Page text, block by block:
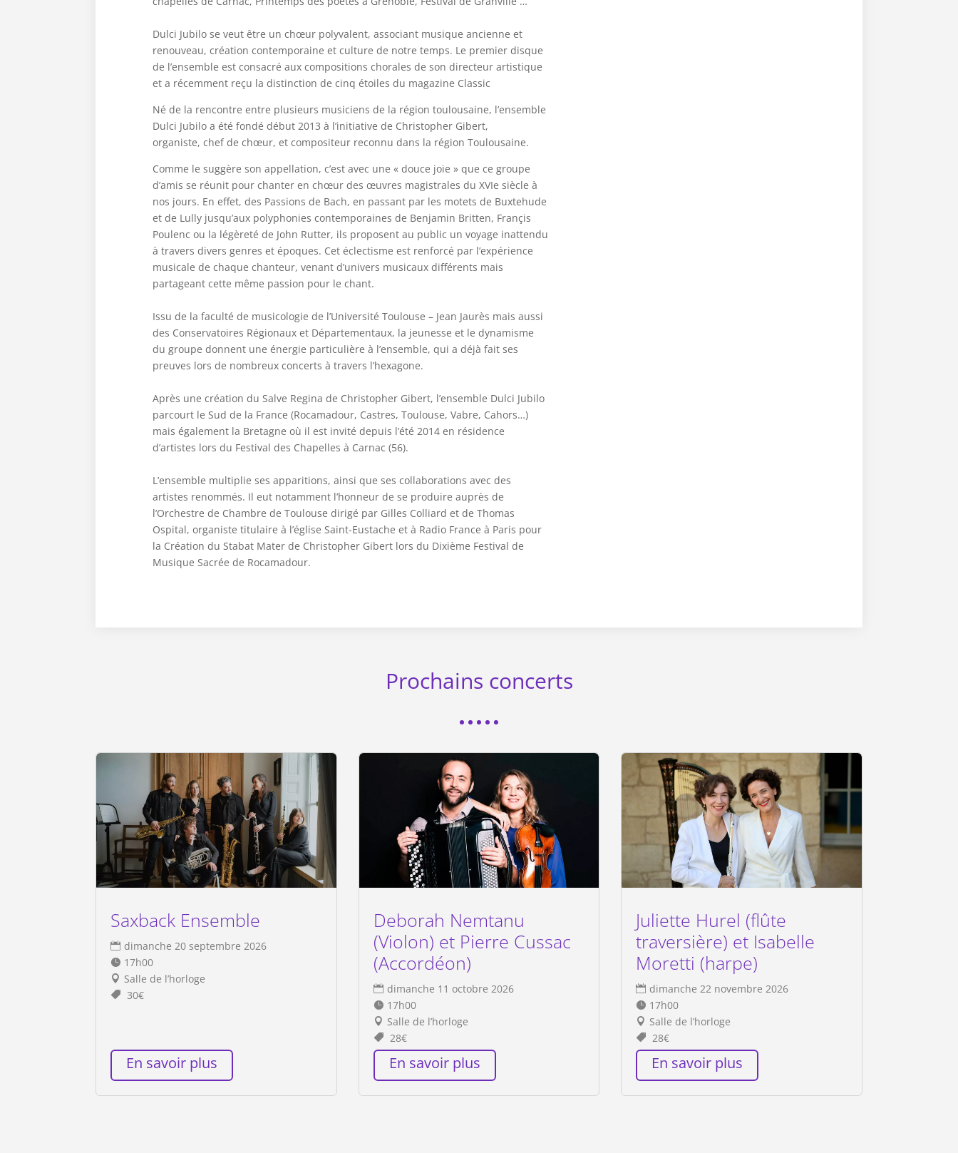
Dulci Jubilo se veut être un chœur polyvalent, associant musique ancienne et
renouveau, création contemporaine et culture de notre temps. Le premier disque
de l’ensemble est consacré aux compositions chorales de son directeur artistique
et a récemment reçu la distinction de cinq étoiles du magazine Classic
Né de la rencontre entre plusieurs musiciens de la région toulousaine, l’ensemble
Dulci Jubilo a été fondé début 2013 à l’initiative de Christopher Gibert,
organiste, chef de chœur, et compositeur reconnu dans la région Toulousaine.
Comme le suggère son appellation, c’est avec une « douce joie » que ce groupe
d’amis se réunit pour chanter en chœur des œuvres magistrales du XVIe siècle à
nos jours. En effet, des Passions de Bach, en passant par les motets de Buxtehude
et de Lully jusqu’aux polyphonies contemporaines de Benjamin Britten, Françis
Poulenc ou la légèreté de John Rutter, ils proposent au public un voyage inattendu
à travers divers genres et époques. Cet éclectisme est renforcé par l’expérience
musicale de chaque chanteur, venant d’univers musicaux différents mais
partageant cette même passion pour le chant.
Issu de la faculté de musicologie de l’Université Toulouse – Jean Jaurès mais aussi
des Conservatoires Régionaux et Départementaux, la jeunesse et le dynamisme
du groupe donnent une énergie particulière à l’ensemble, qui a déjà fait ses
preuves lors de nombreux concerts à travers l’hexagone.
Après une création du Salve Regina de Christopher Gibert, l’ensemble Dulci Jubilo
parcourt le Sud de la France (Rocamadour, Castres, Toulouse, Vabre, Cahors…)
mais également la Bretagne où il est invité depuis l’été 2014 en résidence
d’artistes lors du Festival des Chapelles à Carnac (56).
L’ensemble multiplie ses apparitions, ainsi que ses collaborations avec des
artistes renommés. Il eut notamment l’honneur de se produire auprès de
l’Orchestre de Chambre de Toulouse dirigé par Gilles Colliard et de Thomas
Ospital, organiste titulaire à l’église Saint-Eustache et à Radio France à Paris pour
la Création du Stabat Mater de Christopher Gibert lors du Dixième Festival de
Musique Sacrée de Rocamadour.
Prochains concerts
Saxback Ensemble
dimanche 20 septembre 2026
17h00
Salle de l’horloge
30€
En savoir plus
Deborah Nemtanu
(Violon) et Pierre Cussac
(Accordéon)
dimanche 11 octobre 2026
17h00
Salle de l’horloge
28€
En savoir plus
Juliette Hurel (flûte
traversière) et Isabelle
Moretti (harpe)
dimanche 22 novembre 2026
17h00
Salle de l’horloge
28€
En savoir plus